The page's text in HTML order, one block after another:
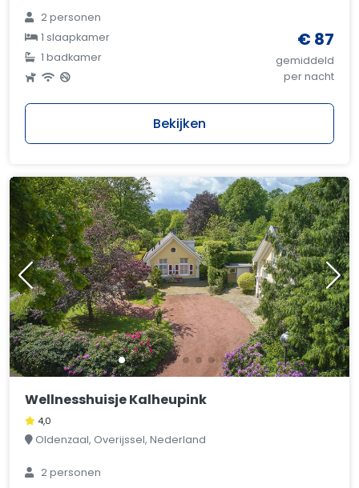
2 personen
1 slaapkamer
1 badkamer
€ 87
gemiddeld
per nacht
Bekijken
Wellnesshuisje Kalheupink
4,0
Oldenzaal, Overijssel, Nederland
2 personen